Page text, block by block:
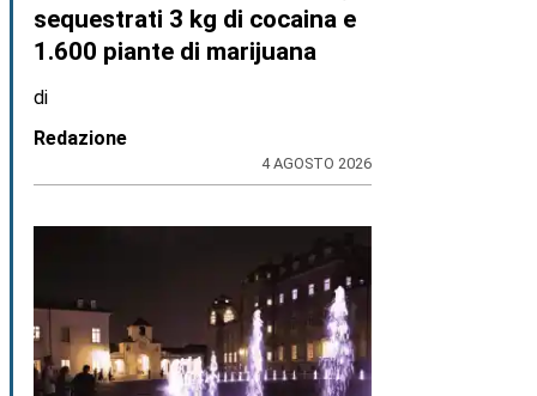
sequestrati 3 kg di cocaina e
1.600 piante di marijuana
di
Redazione
4 AGOSTO 2026